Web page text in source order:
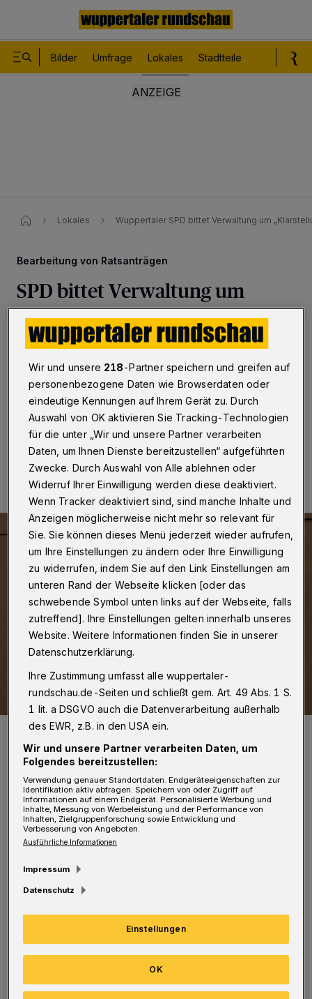
Bilder Umfrage Lokales Stadtteile
Lokales Wuppertaler SPD bittet Verwaltung um
Bearbeitung von Ratsanträgen
SPD bittet Verwaltung um
„Klarstellung“
Wuppertal·Die Wuppertaler SPD wirft der Verwaltung
vor, Ratsaufträge nicht abzuarbeiten. Sie hat deshalb
eine große Anfrage zur nächsten Ratssitzung
eingebracht.
01.09.2022 , 08:30 Uhr Eine Minute Lesezeit
Wappen im Ratssaal.
Foto: Christoph Petersen
M it einem gemeinsamen Antrag sei die
beauftragt worden, unter anderem bis Anfang
Mai 2022 eine Konferenz mit verschiedenen
Akteuren aus Bildungswesen, Wirtschaft und
Wohlfahrtspflege auszurichten.
Ziel sei es gewesen, Wuppertal „zu einem
Wir und unsere 218-Partner speichern und greifen auf
personenbezogene Daten wie Browserdaten oder
eindeutige Kennungen auf Ihrem Gerät zu. Durch
Auswahl von OK aktivieren Sie Tracking-Technologien
für die unter „Wir und unsere Partner verarbeiten
Daten, um Ihnen Dienste bereitzustellen“ aufgeführten
Zwecke. Durch Auswahl von Alle ablehnen oder
Widerruf Ihrer Einwilligung werden diese deaktiviert.
Wenn Tracker deaktiviert sind, sind manche Inhalte und
Anzeigen möglicherweise nicht mehr so relevant für
Sie. Sie können dieses Menü jederzeit wieder aufrufen,
um Ihre Einstellungen zu ändern oder Ihre Einwilligung
zu widerrufen, indem Sie auf den Link Einstellungen am
unteren Rand der Webseite klicken [oder das
schwebende Symbol unten links auf der Webseite, falls
zutreffend]. Ihre Einstellungen gelten innerhalb unseres
Website. Weitere Informationen finden Sie in unserer
Datenschutzerklärung.
Ihre Zustimmung umfasst alle wuppertaler-
rundschau.de-Seiten und schließt gem. Art. 49 Abs. 1 S.
1 lit. a DSGVO auch die Datenverarbeitung außerhalb
des EWR, z.B. in den USA ein.
Wir und unsere Partner verarbeiten Daten, um
Folgendes bereitzustellen:
Verwendung genauer Standortdaten. Endgeräteeigenschaften zur
Identifikation aktiv abfragen. Speichern von oder Zugriff auf
Informationen auf einem Endgerät. Personalisierte Werbung und
Inhalte, Messung von Werbeleistung und der Performance von
Inhalten, Zielgruppenforschung sowie Entwicklung und
Verbesserung von Angeboten.
Ausführliche Informationen
Impressum
Datenschutz
Einstellungen
OK